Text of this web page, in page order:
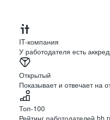
IT-компания
У работодателя есть
Открытый
Показывает и отвечает на
Топ-100
Рейтинг работодателей